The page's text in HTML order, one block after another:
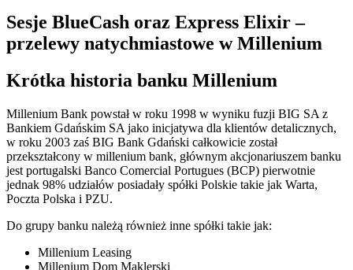
Sesje BlueCash oraz Express Elixir –
przelewy natychmiastowe w Millenium
Krótka historia banku Millenium
Millenium Bank powstał w roku 1998 w wyniku fuzji BIG SA z
Bankiem Gdańskim SA jako inicjatywa dla klientów detalicznych,
w roku 2003 zaś BIG Bank Gdański całkowicie został
przekształcony w millenium bank, głównym akcjonariuszem banku
jest portugalski Banco Comercial Portugues (BCP) pierwotnie
jednak 98% udziałów posiadały spółki Polskie takie jak Warta,
Poczta Polska i PZU.
Do grupy banku należą również inne spółki takie jak:
Millenium Leasing
Millenium Dom Maklerski